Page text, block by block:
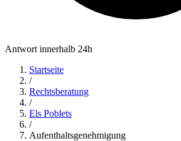
Antwort innerhalb 24h
Startseite
/
Rechtsberatung
/
Els Poblets
/
Aufenthaltsgenehmigung